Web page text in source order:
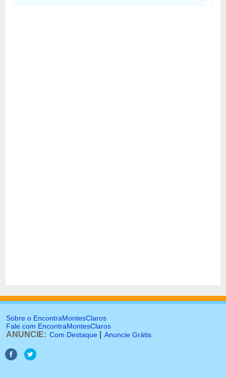
Sobre o EncontraMontesClaros
Fale com EncontraMontesClaros
ANUNCIE: Com Destaque Anuncie Grátis